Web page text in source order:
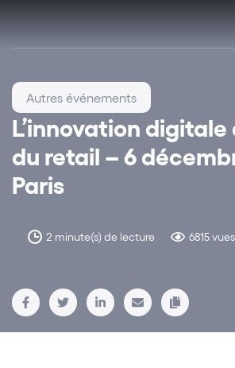
L’innovation
du retail – 6
Paris
2 minute(s) de lecture 6815 vues
Autres événements